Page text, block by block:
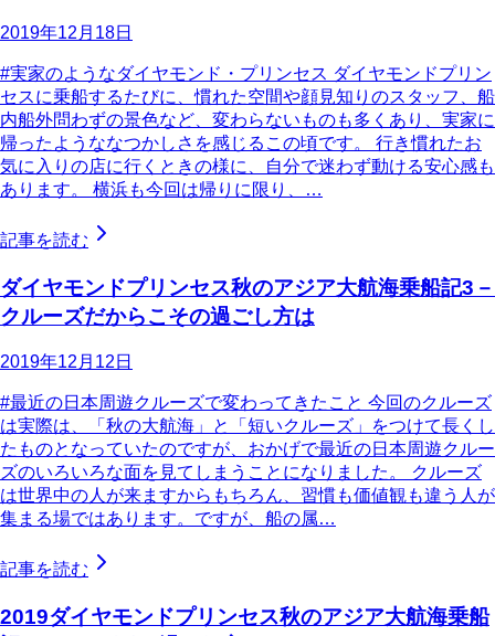
2019年12月18日
#実家のようなダイヤモンド・プリンセス ダイヤモンドプリン
セスに乗船するたびに、慣れた空間や顔見知りのスタッフ、船
内船外問わずの景色など、変わらないものも多くあり、実家に
帰ったようななつかしさを感じるこの頃です。 行き慣れたお
気に入りの店に行くときの様に、自分で迷わず動ける安心感も
あります。 横浜も今回は帰りに限り、…
記事を読む
ダイヤモンドプリンセス秋のアジア大航海乗船記3－
クルーズだからこその過ごし方は
2019年12月12日
#最近の日本周遊クルーズで変わってきたこと 今回のクルーズ
は実際は、「秋の大航海」と「短いクルーズ」をつけて長くし
たものとなっていたのですが、おかげで最近の日本周遊クルー
ズのいろいろな面を見てしまうことになりました。 クルーズ
は世界中の人が来ますからもちろん、習慣も価値観も違う人が
集まる場ではあります。ですが、船の属…
記事を読む
2019ダイヤモンドプリンセス秋のアジア大航海乗船